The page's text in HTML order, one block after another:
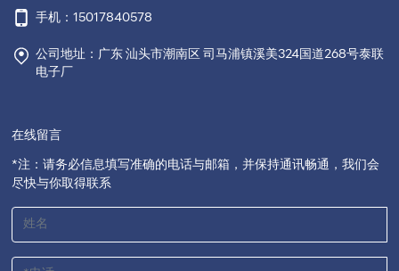
手机：15017840578
公司地址：广东 汕头市潮南区 司马浦镇溪美324国道268号泰联
电子厂
在线留言
*注：请务必信息填写准确的电话与邮箱，并保持通讯畅通，我们会
尽快与你取得联系